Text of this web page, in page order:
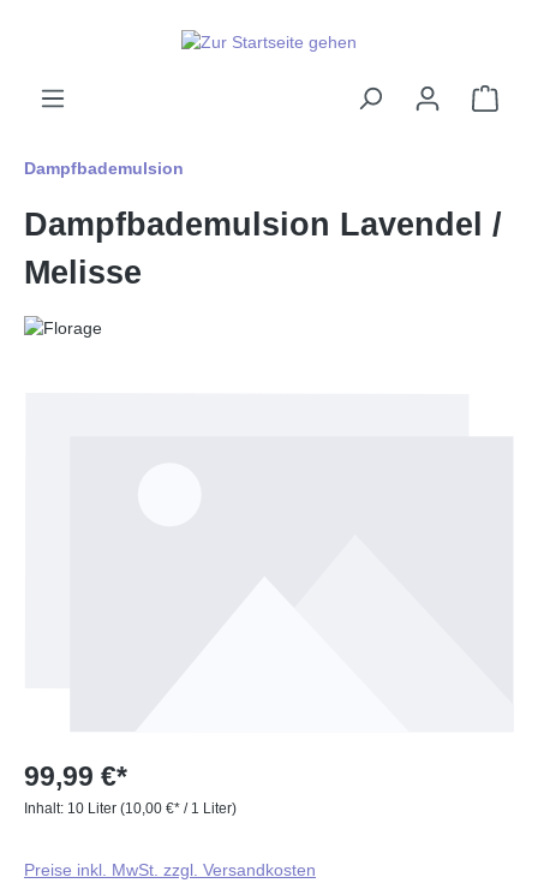
Dampfbademulsion
Dampfbademulsion Lavendel /
Melisse
99,99 €*
Inhalt: 10 Liter (10,00 €* / 1 Liter)
Preise inkl. MwSt. zzgl. Versandkosten